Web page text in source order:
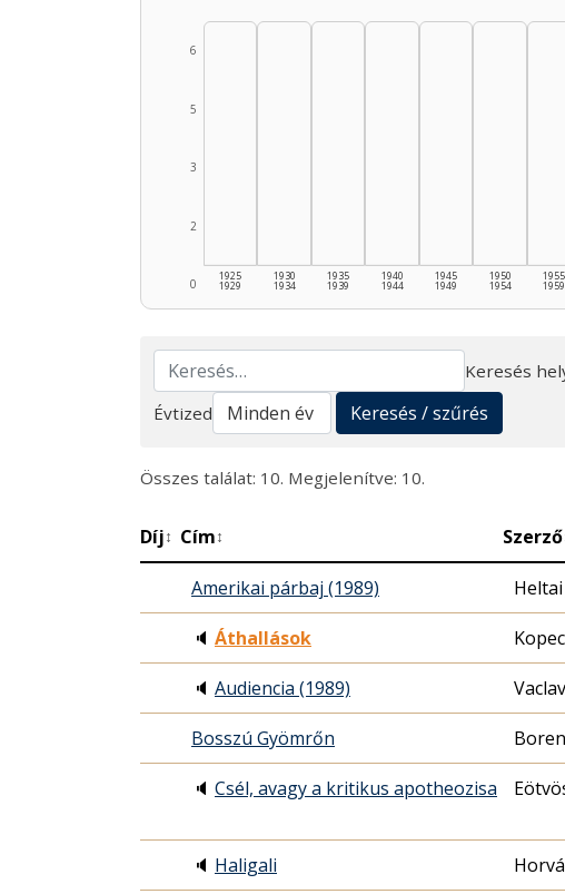
0
2
3
5
6
1925
1929
1930
1934
1935
1939
1940
1944
1945
1949
1950
1954
1955
1959
Keresés
Keresés
Évtized
Keresés / szűrés
Összes találat: 10. Megjelenítve: 10.
Díj↕ Cím↕ Szerző
Amerikai párbaj (1989)
🔈 Áthallások
🔈 Audiencia (1989)
Bosszú Gyömrőn
🔈 Csél, avagy a kritikus apotheozisa
🔈 Haligali